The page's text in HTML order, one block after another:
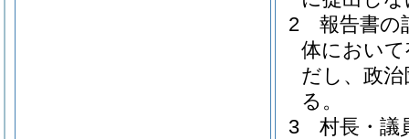
2
報告書の
体におい
だし、政
る。
3
村長・議